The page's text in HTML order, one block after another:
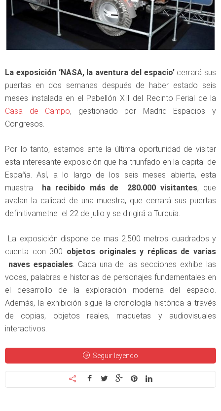
La exposición ‘NASA, la aventura del espacio’cerrará sus
puertas en dos semanas después de haber estado seis
meses instalada en el Pabellón XII del Recinto Ferial de la
Casa de Campo, gestionado por Madrid Espacios y
Congresos.
Por lo tanto, estamos ante la última oportunidad de visitar
esta interesante exposición que ha triunfado en la capital de
España. Así, a lo largo de los seis meses abierta, esta
muestra ha recibido más de 280.000 visitantes, que
avalan la calidad de una muestra, que cerrará sus puertas
definitivametne el 22 de julio y se dirigirá a Turquía.
La exposición dispone de mas 2.500 metros cuadrados y
cuenta con 300 objetos originales y réplicas de varias
naves espaciales. Cada una de las secciones exhibe las
voces, palabras e historias de personajes fundamentales en
el desarrollo de la exploración moderna del espacio.
Además, la exhibición sigue la cronología histórica a través
de copias, objetos reales, maquetas y audiovisuales
interactivos.
Seguir leyendo